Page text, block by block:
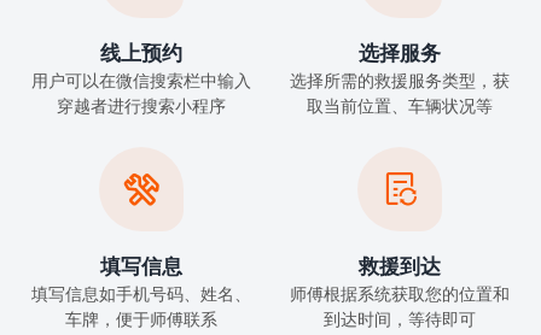
线上预约
用户可以在微信搜索栏中输入
穿越者进行搜索小程序
选择服务
选择所需的救援服务类型，获
取当前位置、车辆状况等

填写信息
填写信息如手机号码、姓名、
车牌，便于师傅联系

救援到达
师傅根据系统获取您的位置和
到达时间，等待即可